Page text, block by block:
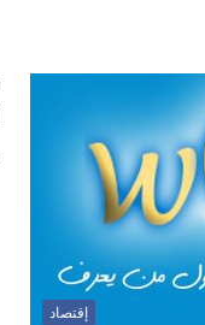
إقتصاد